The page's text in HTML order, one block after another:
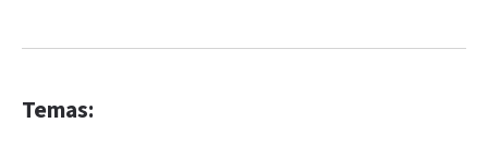
Temas: